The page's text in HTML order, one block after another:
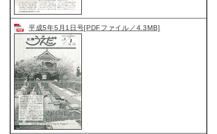
平成5年5月1日号[PDFファイル／4.3MB]